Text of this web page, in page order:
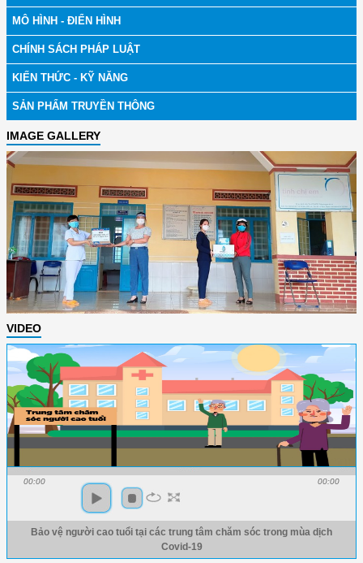
MÔ HÌNH - ĐIỂN HÌNH
CHÍNH SÁCH PHÁP LUẬT
KIẾN THỨC - KỸ NĂNG
SẢN PHẨM TRUYỀN THÔNG
IMAGE GALLERY
VIDEO
00:00 00:00
Bảo vệ người cao tuổi tại các trung tâm chăm sóc trong mùa dịch
Covid-19